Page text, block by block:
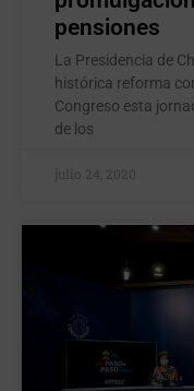
pensiones
La Presidencia de
histórica reforma
Congreso esta
de los
julio 24, 2020